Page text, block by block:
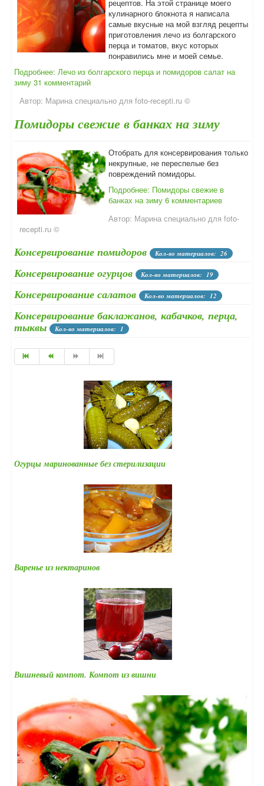
рецептов. На этой странице моего
кулинарного блокнота я написала
самые вкусные на мой взгляд рецепты
приготовления лечо из болгарского
перца и томатов, вкус которых
понравились мне и моей семье.
Подробнее: Лечо из болгарского перца и помидоров салат на
зиму 31 комментарий
Автор: Марина специально для foto-recepti.ru ©
Помидоры свежие в банках на зиму
Отобрать для консервирования только
некрупные, не переспелые без
повреждений помидоры.
Подробнее: Помидоры свежие в
банках на зиму 6 комментариев
Автор: Марина специально для foto-
recepti.ru ©
Консервирование помидоров Кол-во материалов: 26
Консервирование огурцов Кол-во материалов: 19
Консервирование салатов Кол-во материалов: 12
Консервирование баклажанов, кабачков, перца,
тыквы
Кол-во материалов: 1
Огурцы маринованные без стерилизации
Варенье из нектаринов
Вишневый компот. Компот из вишни